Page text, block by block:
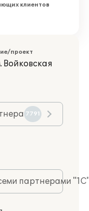
клиентов
проект
Войковская
7791
партнерами